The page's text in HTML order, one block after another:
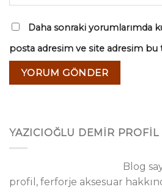
Daha sonraki yorumlarımda
posta adresim ve site adresim bu
YAZICIOĞLU DEMİR PROFİL
Blog
profil, ferforje aksesuar